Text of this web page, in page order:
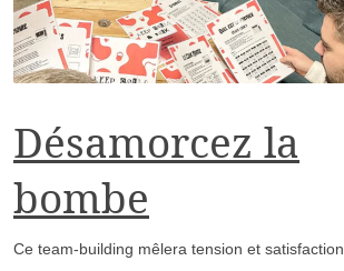
Désamorcez la
bombe
Ce team-building mêlera tension et satisfaction